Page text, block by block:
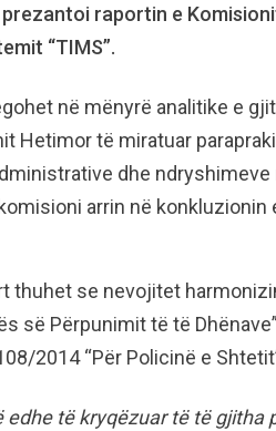
raportin e
“TIMS”.
në mënyrë analitike e
Hetimor të miratuar
dhe
arrin në
thuhet se nevojitet
së Përpunimit të të
2014 “Për Policinë e
edhe të kryqëzuar të të gjitha